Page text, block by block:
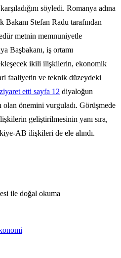
söyledi. Romanya adına
Stefan Radu tarafından
metnin memnuniyetle
Başbakanı, iş ortamı
ikili ilişkilerin, ekonomik
faaliyetin ve teknik düzeydeki
etti sayfa 12 diyaloğun
olan önemini vurguladı. Görüşmede
geliştirilmesinin yanı sıra,
AB ilişkileri de ele alındı.
ile doğal okuma